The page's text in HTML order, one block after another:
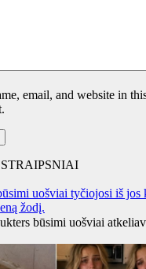
email, and website in
uošviai tyčiojosi iš jos
žodį.
būsimi uošviai